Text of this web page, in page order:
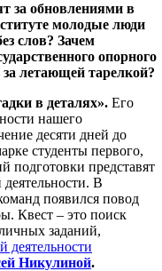
за обновлениями в
молодые люди
слов? Зачем
опорного
за летающей тарелкой?
в деталях». Его
нашего
десяти дней до
студенты первого,
подготовки представят
В
появился повод
Квест – это поиск
заданий,
деятельности
Никулиной.